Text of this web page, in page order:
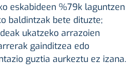
eskabideen %79k laguntzen
baldintzak bete dituzte;
ukatzeko arrazoien
gainditzea edo
guztia aurkeztu ez izana.